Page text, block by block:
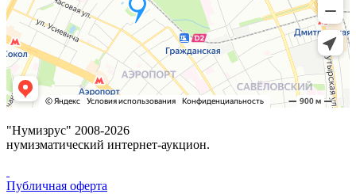
"Нумизрус" 2008-2026
нумизматический интернет-аукцион.
Публичная оферта